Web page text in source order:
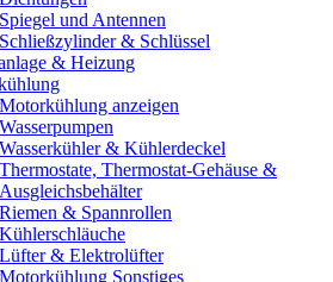
Spiegel und Antennen
Schließzylinder & Schlüssel
& Heizung
Motorkühlung anzeigen
Wasserpumpen
Wasserkühler & Kühlerdeckel
Thermostate, Thermostat-Gehäuse &
Ausgleichsbehälter
Riemen & Spannrollen
Kühlerschläuche
Lüfter & Elektrolüfter
Motorkühlung Sonstiges